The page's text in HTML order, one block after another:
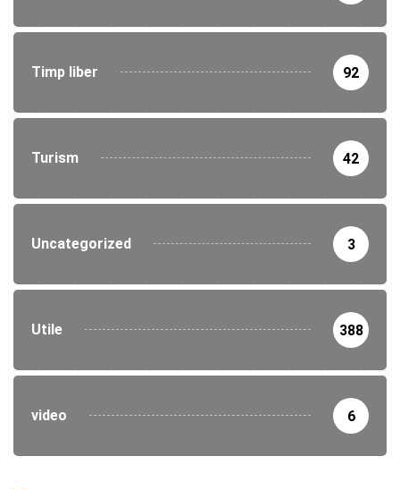
Timp liber 92
Turism 42
Uncategorized 3
Utile 388
video 6